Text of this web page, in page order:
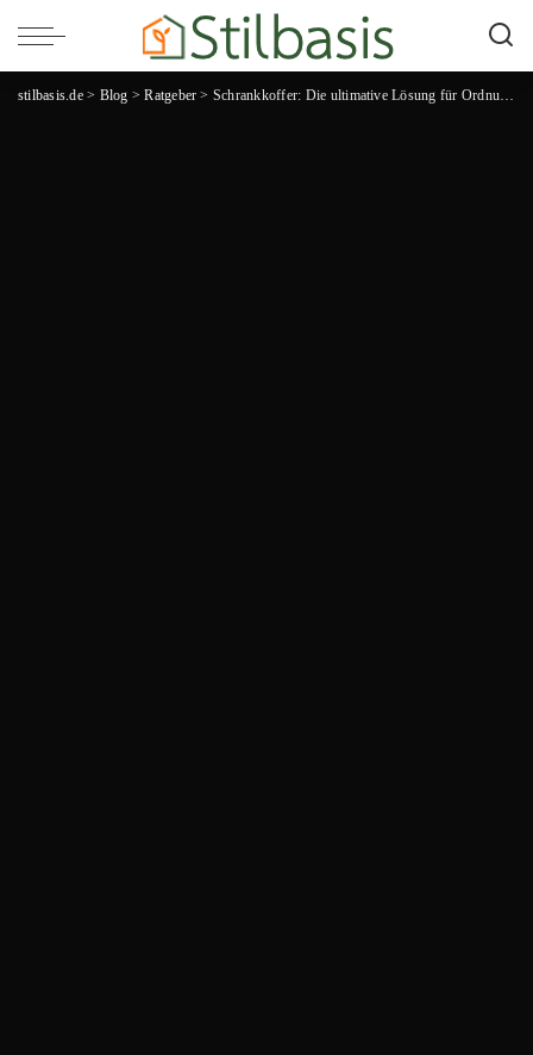
stilbasis.de> Blog >Ratgeber > Schrankkoffer: Die ultimative Lösung für Ordnung und Stil!